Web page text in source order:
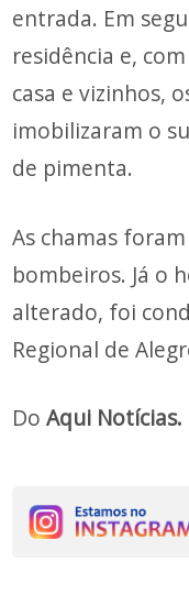
entrada. Em
residência e,
casa e vizinhos,
imobilizaram o
de pimenta.
As chamas
bombeiros. Já o
alterado, foi
Regional de
Do Aqui Notícias.